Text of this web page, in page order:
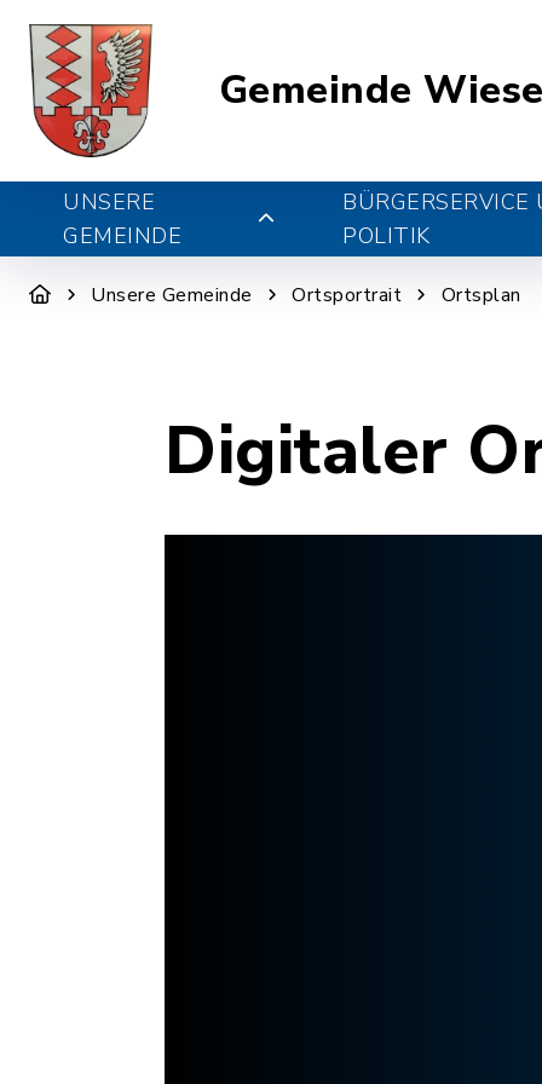
Gemeinde
UNSERE
GEMEINDE
BÜRGERSERVICE
POLITIK
Unsere Gemeinde Ortsportrait Ortsplan
Digitaler